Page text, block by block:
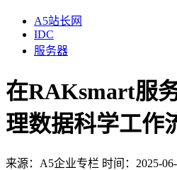
A5站长网
IDC
服务器
在RAKsmart服
理数据科学工作
来源： A5企业专栏 时间：2025-